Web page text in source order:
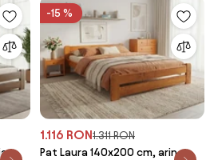
-15 %
1.116 RON1.311 RON
Pat Laura 140x200 cm, arin